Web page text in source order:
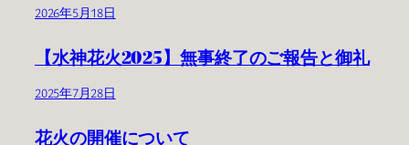
2026年5月18日
【水神花火2025】無事終了のご報告と御礼
2025年7月28日
花火の開催について